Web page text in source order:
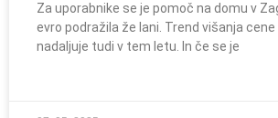
Za uporabnike se je pomoč na domu v
evro podražila že lani. Trend višanja
nadaljuje tudi v tem letu. In če se je